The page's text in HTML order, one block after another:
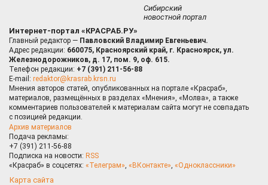
Сибирский
новостной портал
Интернет-портал «КРАСРАБ.РУ»
Главный редактор — Павловский Владимир Евгеньевич.
Адрес редакции: 660075, Красноярский край, г. Красноярск, ул.
Железнодорожников, д. 17, пом. 9, оф. 615.
Телефон редакции: +7 (391) 211-56-88
E-mail: redaktor@krasrab.krsn.ru
Мнения авторов статей, опубликованных на портале «Красраб»,
материалов, размещённых в разделах «Мнения», «Молва», а также
комментариев пользователей к материалам сайта могут не совпадать
с позицией редакции.
Архив материалов
Подача рекламы:
+7 (391) 211-56-88
Подписка на новости: RSS
«Красраб» в соцсетях: «Телеграм», «ВКонтакте», «Одноклассники»
Карта сайта